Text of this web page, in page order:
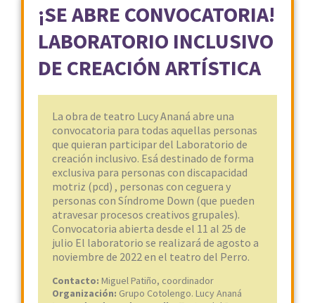
¡SE ABRE CONVOCATORIA!
LABORATORIO INCLUSIVO
DE CREACIÓN ARTÍSTICA
La obra de teatro Lucy Ananá abre una
convocatoria para todas aquellas personas
que quieran participar del Laboratorio de
creación inclusivo. Esá destinado de forma
exclusiva para personas con discapacidad
motriz (pcd) , personas con ceguera y
personas con Síndrome Down (que pueden
atravesar procesos creativos grupales).
Convocatoria abierta desde el 11 al 25 de
julio El laboratorio se realizará de agosto a
noviembre de 2022 en el teatro del Perro.
Contacto: Miguel Patiño, coordinador
Organización: Grupo Cotolengo. Lucy Ananá